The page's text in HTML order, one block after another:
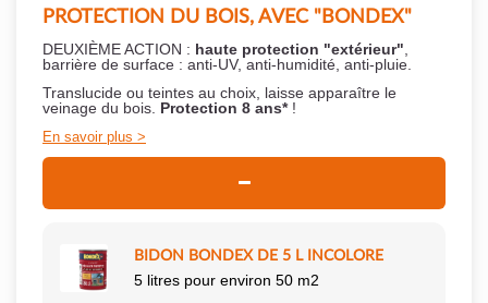
PROTECTION DU BOIS, AVEC "BONDEX"
DEUXIÈME ACTION : haute protection "extérieur"
barrière de surface : anti-UV, anti-humidité, anti-pluie.
Translucide ou teintes au choix, laisse apparaître le
veinage du bois. Protection 8 ans*!
En savoir plus
BIDON BONDEX DE 5 L INCOLORE
5 litres pour environ 50 m2